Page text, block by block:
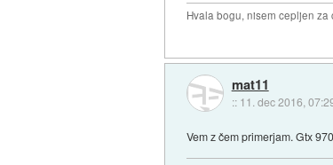
Hvala bogu, nisem cepljen za
mat11
:: 11. dec 2016,
Vem z čem primerjam. Gtx